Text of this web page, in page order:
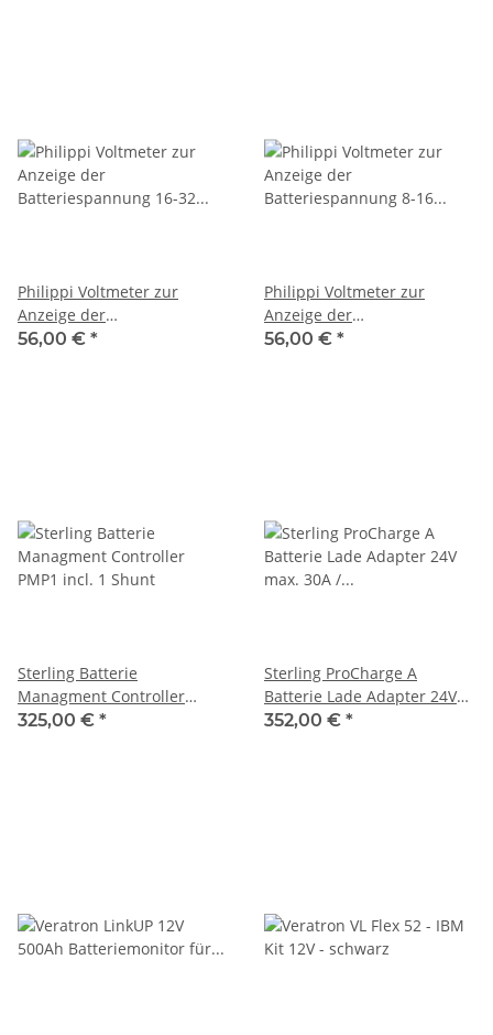
Philippi Voltmeter zur
Anzeige der
Batteriespannung 16-32 Volt
56,00 € *
Philippi Voltmeter zur
Anzeige der
Batteriespannung 8-16 Volt
56,00 € *
Sterling Batterie
Managment Controller
PMP1 incl. 1 Shunt
325,00 € *
Sterling ProCharge A
Batterie Lade Adapter 24V
max. 30A / 24V BCM2430
352,00 € *